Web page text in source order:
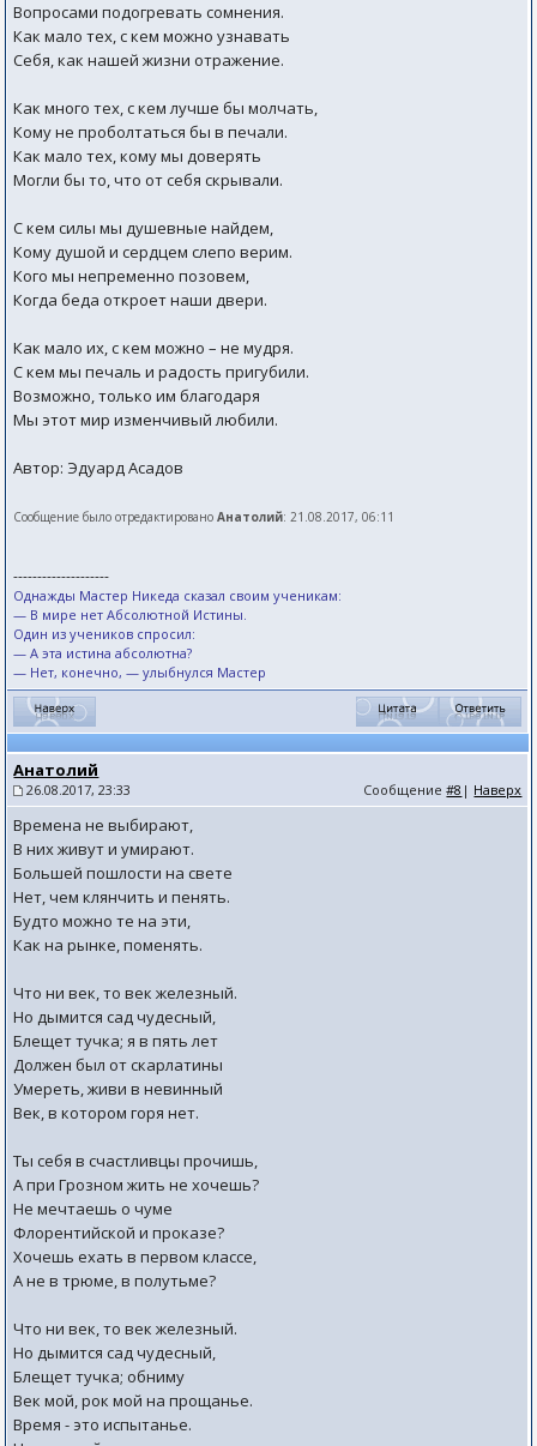
Вопросами подогревать сомнения.
Как мало тех, с кем можно узнавать
Себя, как нашей жизни отражение.
Как много тех, с кем лучше бы молчать,
Кому не проболтаться бы в печали.
Как мало тех, кому мы доверять
Могли бы то, что от себя скрывали.
С кем силы мы душевные найдем,
Кому душой и сердцем слепо верим.
Кого мы непременно позовем,
Когда беда откроет наши двери.
Как мало их, с кем можно – не мудря.
С кем мы печаль и радость пригубили.
Возможно, только им благодаря
Мы этот мир изменчивый любили.
Автор: Эдуард Асадов
Сообщение было отредактированоАнатолий: 21.08.2017, 06:11
--------------------
Однажды Мастер Никеда сказал своим ученикам:
— В мире нет Абсолютной Истины.
Один из учеников спросил:
— А эта истина абсолютна?
— Нет, конечно, — улыбнулся Мастер
Анатолий
26.08.2017, 23:33 Сообщение#8 | Наверх
Времена не выбирают,
В них живут и умирают.
Большей пошлости на свете
Нет, чем клянчить и пенять.
Будто можно те на эти,
Как на рынке, поменять.
Что ни век, то век железный.
Но дымится сад чудесный,
Блещет тучка; я в пять лет
Должен был от скарлатины
Умереть, живи в невинный
Век, в котором горя нет.
Ты себя в счастливцы прочишь,
А при Грозном жить не хочешь?
Не мечтаешь о чуме
Флорентийской и проказе?
Хочешь ехать в первом классе,
А не в трюме, в полутьме?
Что ни век, то век железный.
Но дымится сад чудесный,
Блещет тучка; обниму
Век мой, рок мой на прощанье.
Время - это испытанье.